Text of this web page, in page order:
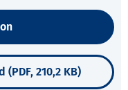
210,2 KB)